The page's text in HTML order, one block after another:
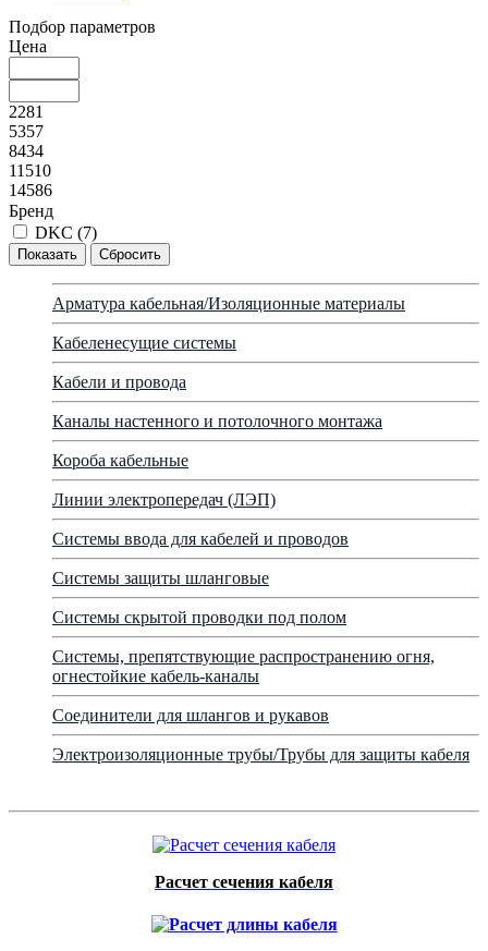
Подбор параметров
Цена
2281
5357
8434
11510
14586
Бренд
DKC (7)
Арматура кабельная/Изоляционные материалы
Кабеленесущие системы
Кабели и провода
Каналы настенного и потолочного монтажа
Короба кабельные
Линии электропередач (ЛЭП)
Системы ввода для кабелей и проводов
Системы защиты шланговые
Системы скрытой проводки под полом
Системы, препятствующие распространению огня,
огнестойкие кабель-каналы
Соединители для шлангов и рукавов
Электроизоляционные трубы/Трубы для защиты кабеля
Расчет сечения кабеля